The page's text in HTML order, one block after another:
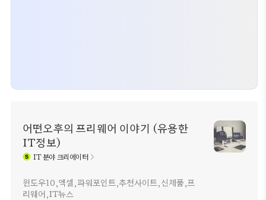
어떤오후의 프리웨어 이야기 (유용한
IT정보)
IT분야 크리에이터
윈도우10,엑셀,파워포인트,추천사이트,신제품,프
리웨어,IT뉴스